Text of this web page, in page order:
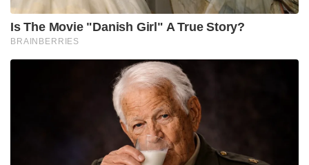
Is The Movie "Danish Girl" A True Story?
BRAINBERRIES